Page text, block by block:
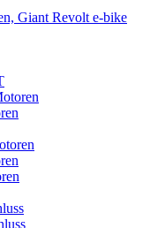
Giant Revolt e-bike